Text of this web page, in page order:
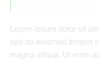
Lorem ipsum dolor sit
sed do eiusmod tempor
magna aliqua. Ut enim